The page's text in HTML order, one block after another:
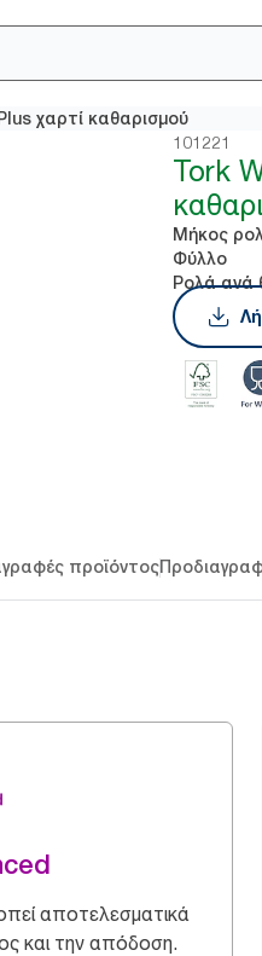
χαρτί καθαρισμού
101221
Tork
Μήκος
Φύλλο
Ρολά ανά
προϊόντος
αποτελεσματικά
και την απόδοση.